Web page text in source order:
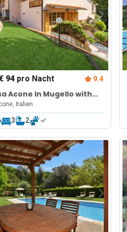
94 pro Nacht 9.4
Acone In Mugello with
and Terrace
Italien
3 2